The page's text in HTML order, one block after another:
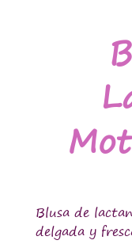
Blusa de
delgada y